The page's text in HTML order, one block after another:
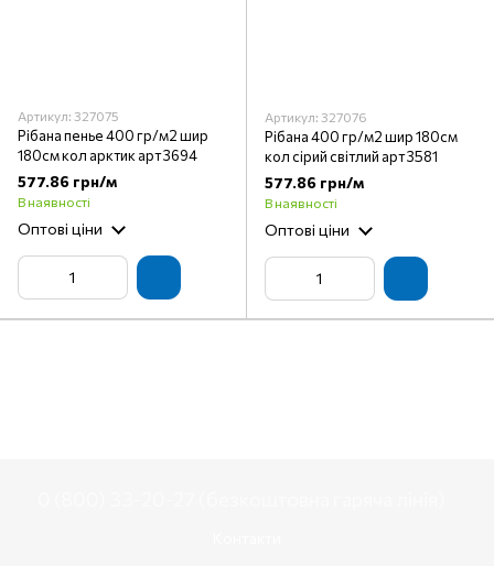
Артикул: 327075
Рібана пенье 400 гр/м2 шир
180см кол арктик арт 3694
577.86 грн/м
В наявності
Оптові ціни
Артикул: 327076
Рібана 400 гр/м2 шир 180см
кол сірий світлий арт 3581
577.86 грн/м
В наявності
Оптові ціни